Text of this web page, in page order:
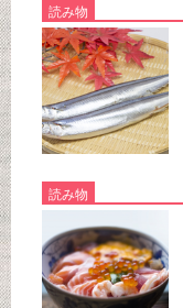
読み物
読み物